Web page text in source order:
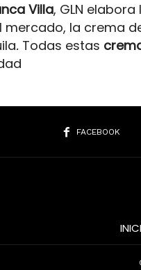
Villa, GLN
mercado, la crema
. Todas estas
FACEBOOK